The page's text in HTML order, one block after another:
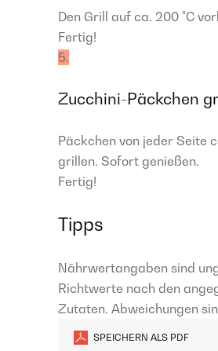
Den Grill auf ca. 200 °C
Fertig!
5.
Zucchini-Päckchen
Päckchen von jeder Seite
grillen. Sofort genießen.
Fertig!
Tipps
Nährwertangaben sind
Richtwerte nach den
Zutaten. Abweichungen
SPEICHERN ALS PDF